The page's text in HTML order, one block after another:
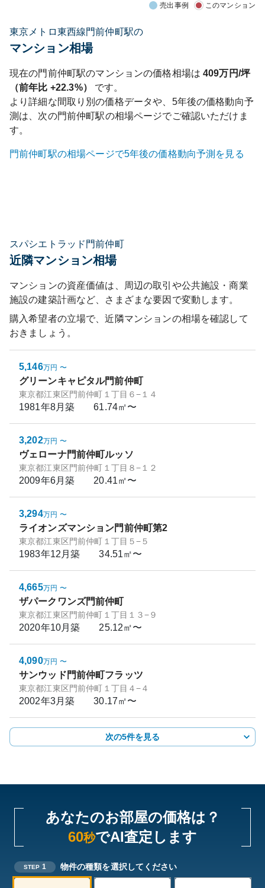
売出事例 このマンション
東京メトロ東西線門前仲町駅の
マンション相場
現在の門前仲町駅のマンションの価格相場は 409万円/坪
（前年比 +22.3%）
です。
より詳細な間取り別の価格データや、5年後の価格動向予
測は、次の門前仲町駅の相場ページでご確認いただけま
す。
門前仲町駅の相場ページで5年後の価格動向予測を見る
スパシエトラッド門前仲町
近隣マンション相場
マンションの資産価値は、周辺の取引や公共施設・商業
施設の建築計画など、さまざまな要因で変動します。
購入希望者の立場で、近隣マンションの相場を確認して
おきましょう。
5,146万円 〜
グリーンキャピタル門前仲町
東京都江東区門前仲町１丁目６−１４
1981年8月築 61.74㎡〜
3,202万円 〜
ヴェローナ門前仲町ルッソ
東京都江東区門前仲町１丁目８−１２
2009年6月築 20.41㎡〜
3,294万円 〜
ライオンズマンション門前仲町第2
東京都江東区門前仲町１丁目５−５
1983年12月築 34.51㎡〜
4,665万円 〜
ザパークワンズ門前仲町
東京都江東区門前仲町１丁目１３−９
2020年10月築 25.12㎡〜
4,090万円 〜
サンウッド門前仲町フラッツ
東京都江東区門前仲町１丁目４−４
2002年3月築 30.17㎡〜
次の5件を見る
あなたのお部屋の価格は？
60秒でAI査定します
STEP 1 物件の種類を選択してください